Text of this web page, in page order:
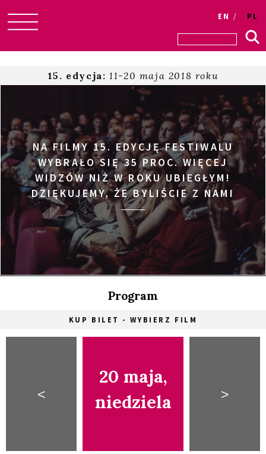
to
EN PL
15. edycja: 11-20 maja 2018 roku
NA FILMY 15. EDYCJĘ FESTIWALU
WYBRAŁO SIĘ 35 PROC. WIĘCEJ
WIDZÓW NIŻ W ROKU UBIEGŁYM!
DZIĘKUJEMY, ŻE BYLIŚCIE Z NAMI
Program
KUP BILET - WYBIERZ FILM
<
20 maja,
niedziela
>